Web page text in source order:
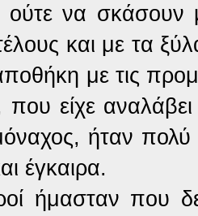
να σκάσουν
και με τα
με τις
που είχε
ήταν πολύ
έγκαιρα.
ήμασταν που